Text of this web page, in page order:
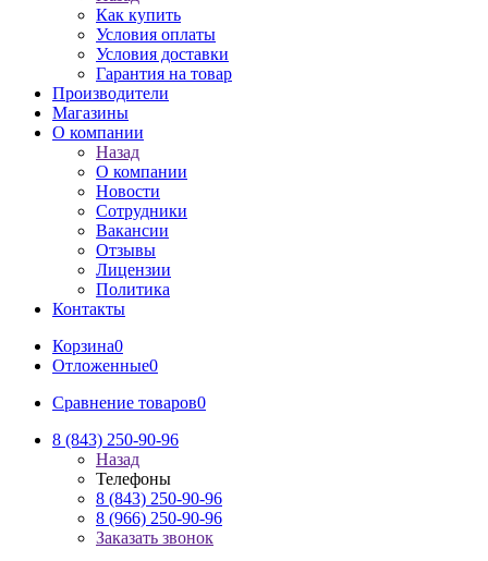
Как купить
Условия оплаты
Условия доставки
Гарантия на товар
Производители
Магазины
О компании
Назад
О компании
Новости
Сотрудники
Вакансии
Отзывы
Лицензии
Политика
Контакты
Корзина0
Отложенные0
Сравнение товаров0
8 (843) 250-90-96
Назад
Телефоны
8 (843) 250-90-96
8 (966) 250-90-96
Заказать звонок